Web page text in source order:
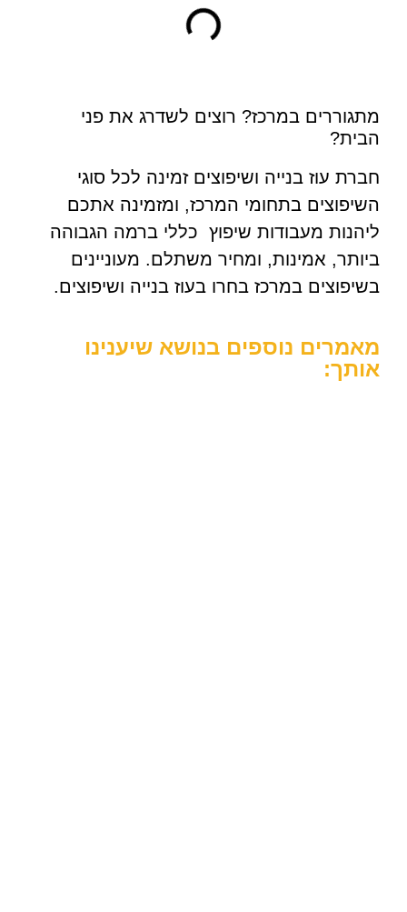
מתגוררים במרכז? רוצים לשדרג את פני
הבית?
חברת עוז בנייה ושיפוצים זמינה לכל סוגי
השיפוצים בתחומי המרכז, ומזמינה אתכם
ליהנות מעבודות שיפוץ כללי ברמה הגבוהה
ביותר, אמינות, ומחיר משתלם. מעוניינים
בשיפוצים במרכז בחרו בעוז בנייה ושיפוצים.
מאמרים נוספים בנושא שיענינו
אותך: